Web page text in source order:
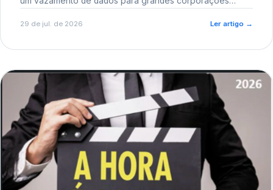
reputacional e o risco regulatório junto a órgãos como a
29 de jul. de 2026 Ler artigo →